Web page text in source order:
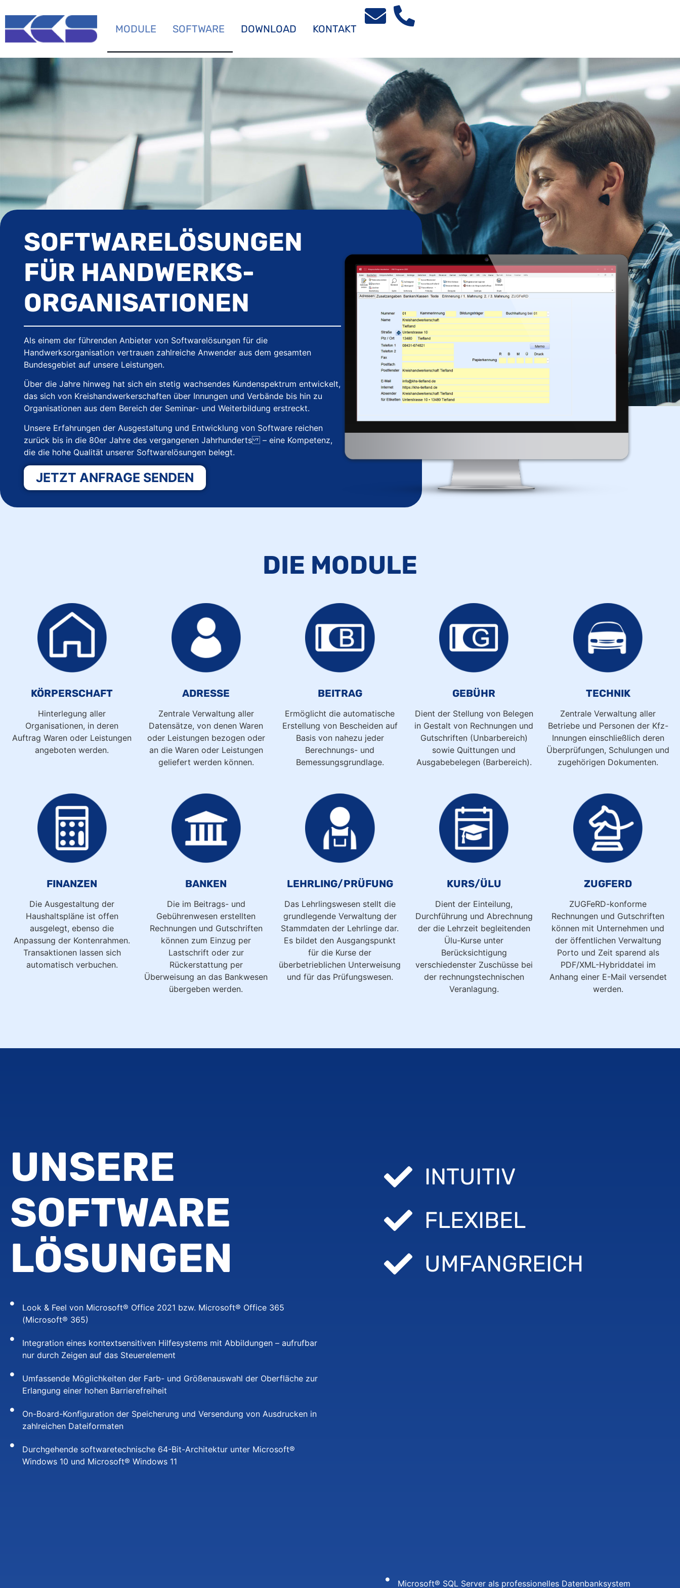
MODULE SOFTWARE DOWNLOAD KONTAKT
SOFTWARE­LÖSUNGEN
FÜR HANDWERKS-
ORGANISATIONEN
Als einem der führenden Anbieter von Softwarelösungen für die
Handwerksorganisation vertrauen zahlreiche Anwender aus dem gesamten
Bundesgebiet auf unsere Leistungen.
Über die Jahre hinweg hat sich ein stetig wachsendes Kundenspektrum entwickelt,
das sich von Kreishandwerkerschaften über Innungen und Verbände bis hin zu
Organisationen aus dem Bereich der Seminar- und Weiterbildung erstreckt.
Unsere Erfahrungen der Ausgestaltung und Entwicklung von Software reichen
zurück bis in die 80er Jahre des vergangenen Jahrhunderts – eine Kompetenz,
die die hohe Qualität unserer Softwarelösungen belegt.
JETZT ANFRAGE SENDEN
DIE MODULE
KÖRPERSCHAFT
Hinterlegung aller
Organisationen, in deren
Auftrag Waren oder Leistungen
angeboten werden.
ADRESSE
Zentrale Verwaltung aller
Datensätze, von denen Waren
oder Leistungen bezogen oder
an die Waren oder Leistungen
geliefert werden können.
BEITRAG
Ermöglicht die automatische
Erstellung von Bescheiden auf
Basis von nahezu jeder
Berechnungs- und
Bemessungsgrundlage.
GEBÜHR
Dient der Stellung von Belegen
in Gestalt von Rechnungen und
Gutschriften (Unbarbereich)
sowie Quittungen und
Ausgabebelegen (Barbereich).
TECHNIK
Zentrale Verwaltung aller
Betriebe und Personen der Kfz-
Innungen einschließlich deren
Überprüfungen, Schulungen und
zugehörigen Dokumenten.
FINANZEN
Die Ausgestaltung der
Haushaltspläne ist offen
ausgelegt, ebenso die
Anpassung der Kontenrahmen.
Transaktionen lassen sich
automatisch verbuchen.
BANKEN
Die im Beitrags- und
Gebührenwesen erstellten
Rechnungen und Gutschriften
können zum Einzug per
Lastschrift oder zur
Rückerstattung per
Überweisung an das Bankwesen
übergeben werden.
LEHRLING/PRÜFUNG
Das Lehrlingswesen stellt die
grundlegende Verwaltung der
Stammdaten der Lehrlinge dar.
Es bildet den Ausgangspunkt
für die Kurse der
überbetrieblichen Unterweisung
und für das Prüfungswesen.
KURS/ÜLU
Dient der Einteilung,
Durchführung und Abrechnung
der die Lehrzeit begleitenden
Ülu-Kurse unter
Berücksichtigung
verschiedenster Zuschüsse bei
der rechnungstechnischen
Veranlagung.
ZUGFERD
ZUGFeRD-konforme
Rechnungen und Gutschriften
können mit Unternehmen und
der öffentlichen Verwaltung
Porto und Zeit sparend als
PDF/XML-Hybriddatei im
Anhang einer E-Mail versendet
werden.
UNSERE
SOFTWARE
LÖSUNGEN
Look & Feel von Microsoft® Office 2021 bzw. Microsoft® Office 365
(Microsoft® 365)
Integration eines kontextsensitiven Hilfesystems mit Abbildungen – aufrufbar
nur durch Zeigen auf das Steuerelement
Umfassende Möglichkeiten der Farb- und Größenauswahl der Oberfläche zur
Erlangung einer hohen Barrierefreiheit
On-Board-Konfiguration der Speicherung und Versendung von Ausdrucken in
zahlreichen Dateiformaten
Durchgehende softwaretechnische 64-Bit-Architektur unter Microsoft®
Windows 10 und Microsoft® Windows 11
INTUITIV
FLEXIBEL
UMFANGREICH
ZUGFeRD-Format Ab dem 27.11.2020 sind Rechnungssteller öffentlicher